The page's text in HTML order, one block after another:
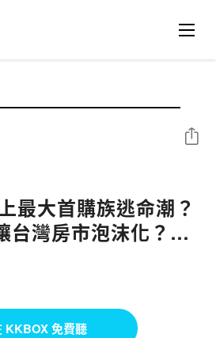
最大首購族逃命潮？
台灣房市泡沫化？｜
？ ｜仁武房仲｜數
線上賞屋
分享
KKBOX 免費聽